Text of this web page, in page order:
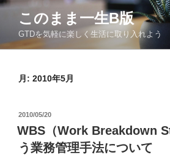
コ
ン
このまま一生Β版
GTDを気軽に楽しく生活に取り入れよう
月: 2010年5月
投
稿
日:
2010/05/20
WBS（Work Breakdown
う業務管理手法について